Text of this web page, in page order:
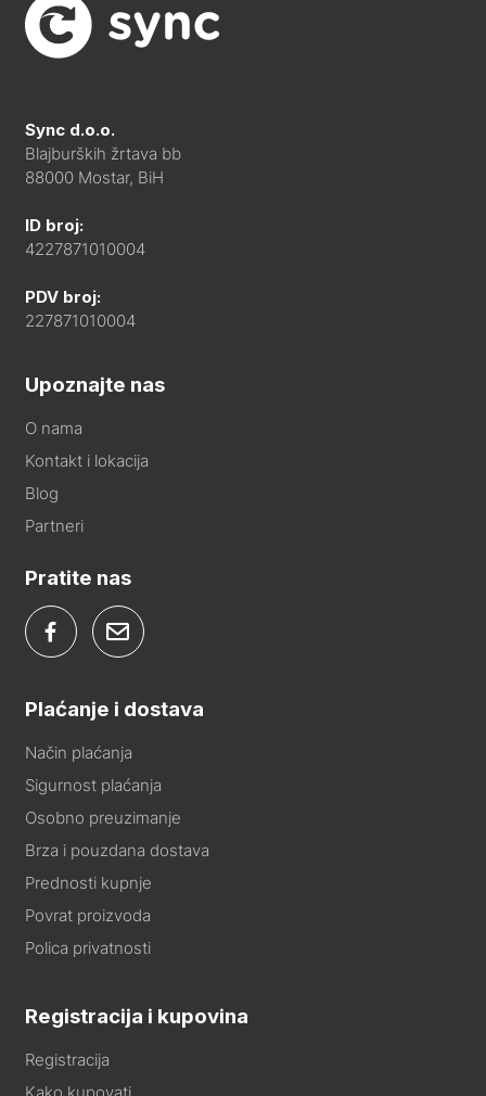
Sync d.o.o.
Blajburških žrtava bb
88000 Mostar, BiH
ID broj:
4227871010004
PDV broj:
227871010004
Upoznajte nas
O nama
Kontakt i lokacija
Blog
Partneri
Pratite nas
Plaćanje i dostava
Način plaćanja
Sigurnost plaćanja
Osobno preuzimanje
Brza i pouzdana dostava
Prednosti kupnje
Povrat proizvoda
Polica privatnosti
Registracija i kupovina
Registracija